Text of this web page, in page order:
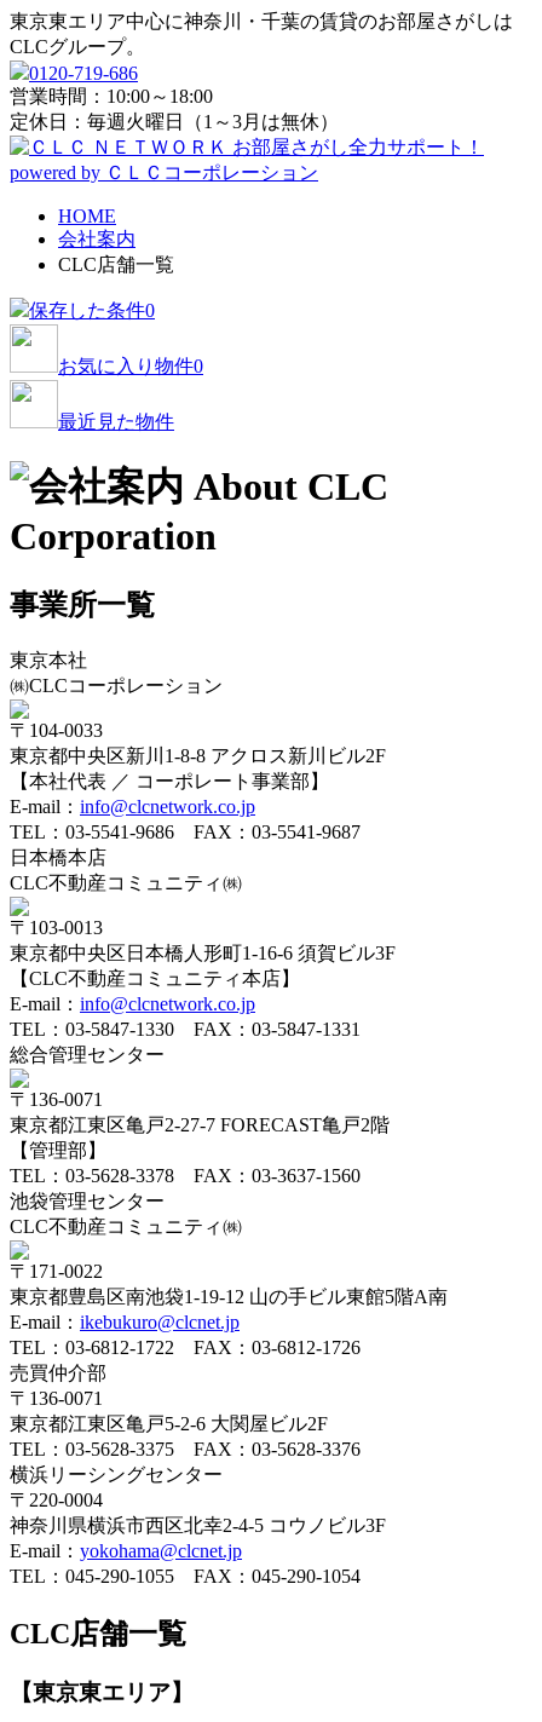
東京東エリア中心に神奈川・千葉の賃貸のお部屋さがしは
CLCグループ。
0120-719-686
営業時間：10:00～18:00
定休日：毎週火曜日（1～3月は無休）
HOME
会社案内
CLC店舗一覧
保存した条件0
お気に入り物件0
最近見た物件
事業所一覧
東京本社
㈱CLCコーポレーション
〒104-0033
東京都中央区新川1-8-8 アクロス新川ビル2F
【本社代表 ／ コーポレート事業部】
E-mail： info@clcnetwork.co.jp
TEL： 03-5541-9686 FAX：03-5541-9687
日本橋本店
CLC不動産コミュニティ㈱
〒103-0013
東京都中央区日本橋人形町1-16-6 須賀ビル3F
【CLC不動産コミュニティ本店】
E-mail： info@clcnetwork.co.jp
TEL： 03-5847-1330 FAX：03-5847-1331
総合管理センター
〒136-0071
東京都江東区亀戸2-27-7 FORECAST亀戸2階
【管理部】
TEL： 03-5628-3378 FAX：03-3637-1560
池袋管理センター
CLC不動産コミュニティ㈱
〒171-0022
東京都豊島区南池袋1-19-12 山の手ビル東館5階A南
E-mail： ikebukuro@clcnet.jp
TEL： 03-6812-1722 FAX：03-6812-1726
売買仲介部
〒136-0071
東京都江東区亀戸5-2-6 大関屋ビル2F
TEL： 03-5628-3375 FAX：03-5628-3376
横浜リーシングセンター
〒220-0004
神奈川県横浜市西区北幸2-4-5 コウノビル3F
E-mail： yokohama@clcnet.jp
TEL： 045-290-1055 FAX：045-290-1054
CLC店舗一覧
【東京東エリア】